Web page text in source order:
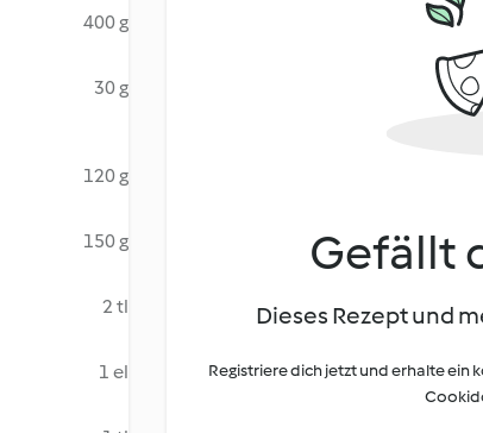
400 g
30 g
120 g
150 g
2 tl
1 el
Gefällt
Dieses Rezept und
Registriere dich jetzt und erhalte ein